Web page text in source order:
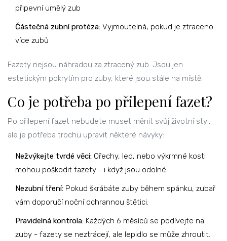
připevní umělý zub
Částečná zubní protéza: Vyjmoutelná, pokud je ztraceno
více zubů
Fazety nejsou náhradou za ztracený zub. Jsou jen
estetickým pokrytím pro zuby, které jsou stále na místě.
Co je potřeba po přilepení fazet?
Po přilepení fazet nebudete muset měnit svůj životní styl,
ale je potřeba trochu upravit některé návyky:
Nežvýkejte tvrdé věci: Ořechy, led, nebo výkrmné kosti
mohou poškodit fazety - i když jsou odolné.
Nezubní tření: Pokud škrábáte zuby během spánku, zubař
vám doporučí noční ochrannou štětici.
Pravidelná kontrola: Každých 6 měsíců se podívejte na
zuby - fazety se neztrácejí, ale lepidlo se může zhroutit.